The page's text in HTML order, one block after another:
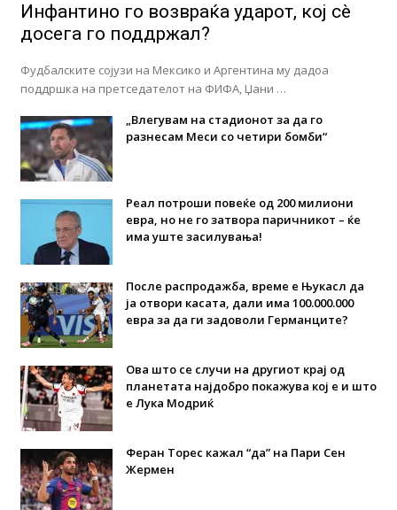
Инфантино го возвраќа ударот, кој сè
досега го поддржал?
Фудбалските сојузи на Мексико и Аргентина му дадоа
поддршка на претседателот на ФИФА, Џани …
„Влегувам на стадионот за да го
разнесам Меси со четири бомби“
Реал потроши повеќе од 200 милиони
евра, но не го затвора паричникот – ќе
има уште засилувања!
После распродажба, време е Њукасл да
ја отвори касата, дали има 100.000.000
евра за да ги задоволи Германците?
Ова што се случи на другиот крај од
планетата најдобро покажува кој е и што
е Лука Модриќ
Феран Торес кажал “да” на Пари Сен
Жермен